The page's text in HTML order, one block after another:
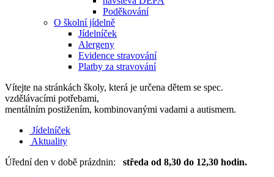
Poděkování
O školní jídelně
Jídelníček
Alergeny
Evidence stravování
Platby za stravování
Vítejte na stránkách školy, která je určena dětem se spec.
vzdělávacími potřebami,
mentálním postižením, kombinovanými vadami a autismem.
Jídelníček
Aktuality
Úřední den v době prázdnin: středa od 8,30 do 12,30 hodin.